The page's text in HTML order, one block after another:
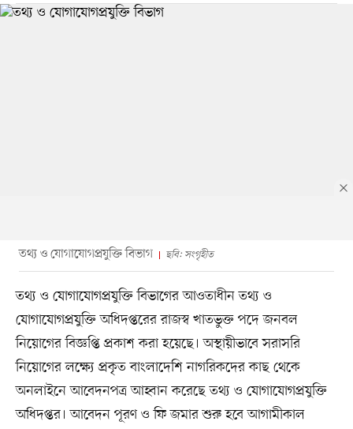
তথ্য ও যোগাযোগপ্রযুক্তি বিভাগ ছবি: সংগৃহীত
তথ্য ও যোগাযোগপ্রযুক্তি বিভাগের আওতাধীন তথ্য ও
যোগাযোগপ্রযুক্তি অধিদপ্তরের রাজস্ব খাতভুক্ত পদে জনবল
নিয়োগের বিজ্ঞপ্তি প্রকাশ করা হয়েছে। অস্থায়ীভাবে সরাসরি
নিয়োগের লক্ষ্যে প্রকৃত বাংলাদেশি নাগরিকদের কাছ থেকে
অনলাইনে আবেদনপত্র আহ্বান করেছে তথ্য ও যোগাযোগপ্রযুক্তি
অধিদপ্তর। আবেদন পূরণ ও ফি জমার শুরু হবে আগামীকাল